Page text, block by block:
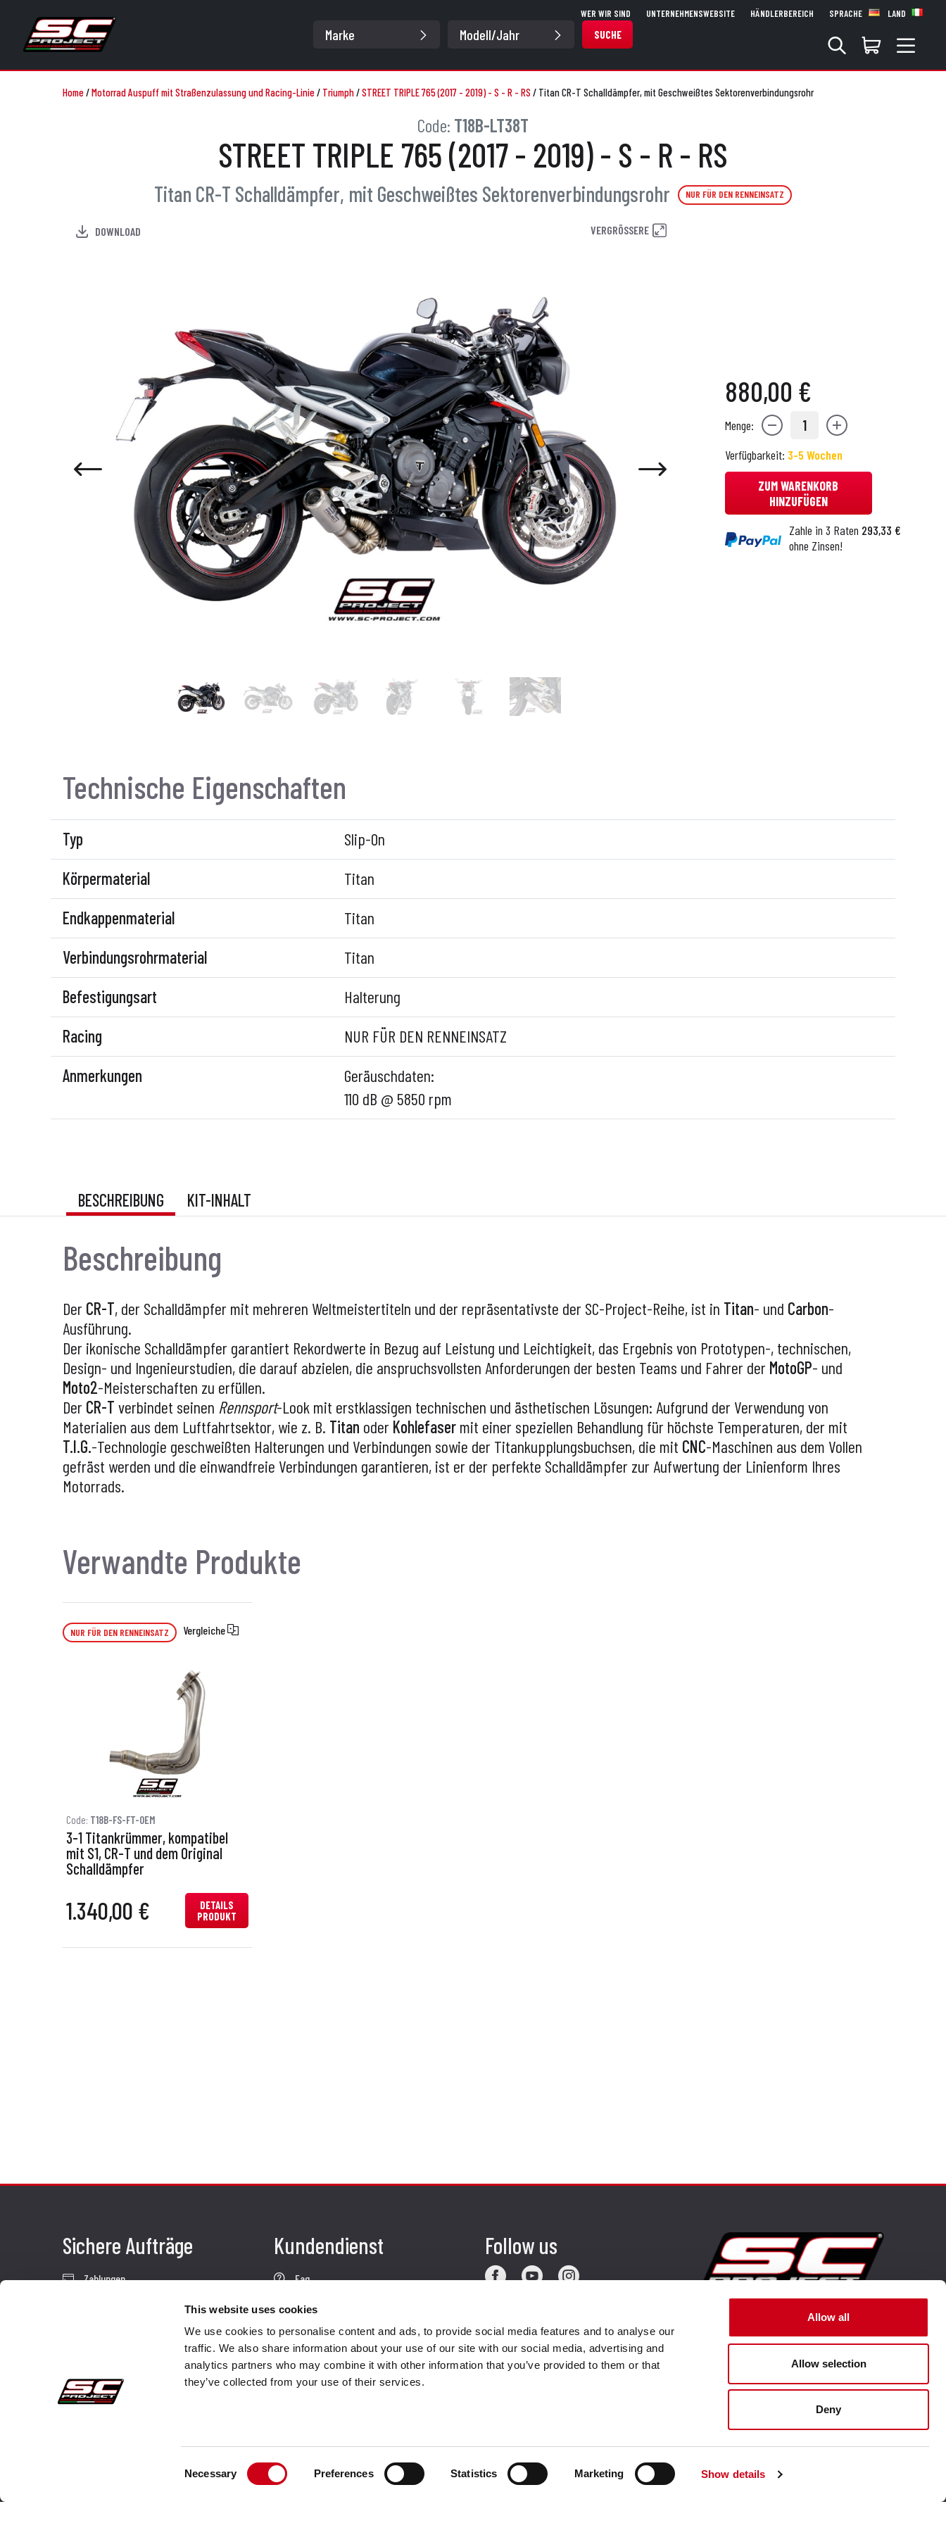
This website uses cookies
We use cookies to personalise content and ads, to provide social media features and to analyse our
traffic. We also share information about your use of our site with our social media, advertising and
analytics partners who may combine it with other information that you’ve provided to them or that
they’ve collected from your use of their services.
Necessary Preferences Statistics Marketing Show details
Allow all
Allow selection
Deny
SUCHE
WER WIR SIND UNTERNEHMENSWEBSITE HÄNDLERBEREICH SPRACHE LAND
Home/Motorrad Auspuff mit Straßenzulassung und Racing-Linie/ Triumph/STREET TRIPLE 765 (2017 - 2019) - S - R - RS / Titan CR-T Schalldämpfer, mit Geschweißtes Sektorenverbindungsrohr
Code: T18B-LT38T
STREET TRIPLE 765 (2017 - 2019) - S - R - RS
Titan CR-T Schalldämpfer, mit Geschweißtes Sektorenverbindungsrohr NUR FÜR DEN RENNEINSATZ
DOWNLOAD VERGRÖSSERE
880,00 €
Menge: 1
Verfügbarkeit: 3-5 Wochen
ZUM WARENKORB
HINZUFÜGEN
Zahle in 3 Raten 293,33 €
ohne Zinsen!
Technische Eigenschaften
Typ
Slip-On
Körpermaterial
Titan
Endkappenmaterial
Titan
Verbindungsrohrmaterial
Titan
Befestigungsart
Halterung
Racing
NUR FÜR DEN RENNEINSATZ
Anmerkungen
Geräuschdaten:
110 dB @ 5850 rpm
BESCHREIBUNG KIT-INHALT
Beschreibung
Der CR-T, der Schalldämpfer mit mehreren Weltmeistertiteln und der repräsentativste der SC-Project-Reihe, ist in Titan- und Carbon-
Ausführung.
Der ikonische Schalldämpfer garantiert Rekordwerte in Bezug auf Leistung und Leichtigkeit, das Ergebnis von Prototypen-, technischen,
Design- und Ingenieurstudien, die darauf abzielen, die anspruchsvollsten Anforderungen der besten Teams und Fahrer der MotoGP- und
Moto2-Meisterschaften zu erfüllen.
Der CR-T verbindet seinen Rennsport-Look mit erstklassigen technischen und ästhetischen Lösungen: Aufgrund der Verwendung von
Materialien aus dem Luftfahrtsektor, wie z. B. Titan oder Kohlefasermit einer speziellen Behandlung für höchste Temperaturen, der mit
T.I.G.-Technologie geschweißten Halterungen und Verbindungen sowie der Titankupplungsbuchsen, die mit CNC-Maschinen aus dem Vollen
gefräst werden und die einwandfreie Verbindungen garantieren, ist er der perfekte Schalldämpfer zur Aufwertung der Linienform Ihres
Motorrads.
Verwandte Produkte
NUR FÜR DEN RENNEINSATZ Vergleiche
Code: T18B-FS-FT-OEM
3-1 Titankrümmer, kompatibel
mit S1, CR-T und dem Original
Schalldämpfer
1.340,00 €
DETAILS
PRODUKT
Sichere Aufträge
Zahlungen
Informationen zur Datenverarbeitung
Whistleblowing
Kundendienst
Faq
Sendung
Kundendienst
Kontakte
Follow us
Unternehmenswebsite aufsuchen